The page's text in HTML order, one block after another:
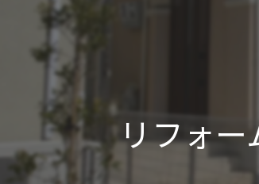
リフォー